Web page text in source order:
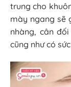
trung cho
mày ngang sẽ
nhàng, cân
cũng như có